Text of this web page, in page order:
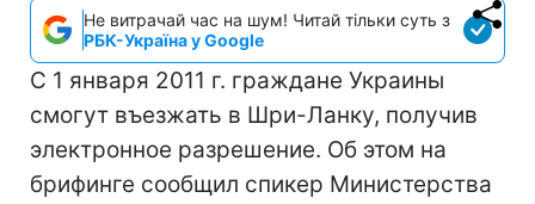
Не витрачай час на шум! Читай тільки суть з
РБК-Україна у Google
С 1 января 2011 г. граждане Украины
смогут въезжать в Шри-Ланку, получив
электронное разрешение. Об этом на
брифинге сообщил спикер Министерства